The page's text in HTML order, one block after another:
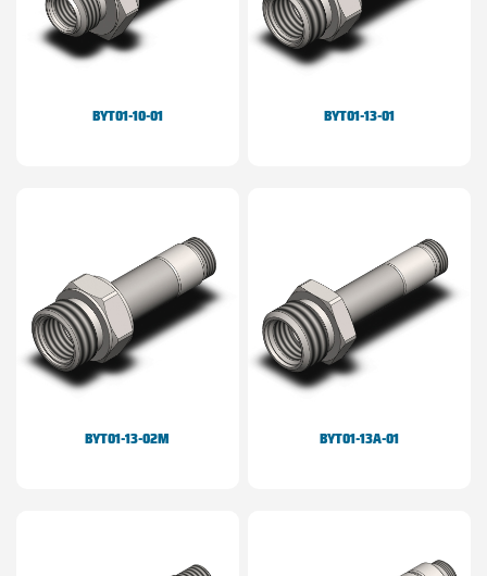
BYT01-10-01 BYT01-13-01
BYT01-13-02M BYT01-13A-01